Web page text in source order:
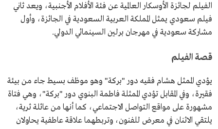
الفيلم لجائزة الأوسكار العالمية عن فئة الأفلام الأجنبية، ويعد ثاني
فيلم سعودي يمثل المملكة العربية السعودية في الجائزة، وأول
مشاركة سعودية في مهرجان برلين السينمائي الدولي.
قصة الفيلم
يؤدي الممثل هشام فقيه دور "بركة" وهو موظف بسيط جاء من بيئة
فقيرة، وفي المقابل تؤدي الممثلة فاطمة البنوي دور "بركة"، وهي فتاة
مشهورة على مواقع التواصل الاجتماعي، كما أنها من عائلة ثرية،
يلتقي الاثنان في معرض للفنون، وتربطهما علاقة عاطفية يحاولان